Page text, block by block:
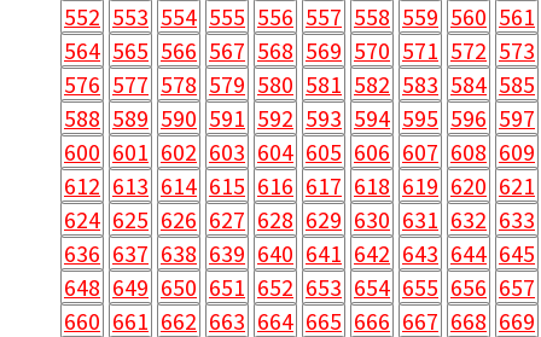
552 553 554 555 556 557 558 559 560 561
564 565 566 567 568 569 570 571 572 573
576 577 578 579 580 581 582 583 584 585
588 589 590 591 592 593 594 595 596 597
600 601 602 603 604 605 606 607 608 609
612 613 614 615 616 617 618 619 620 621
624 625 626 627 628 629 630 631 632 633
636 637 638 639 640 641 642 643 644 645
648 649 650 651 652 653 654 655 656 657
660 661 662 663 664 665 666 667 668 669